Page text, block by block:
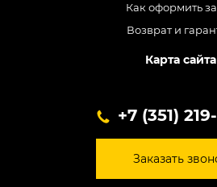
Как оформить
Возврат и
Карта сайта
+7 (351)
Заказать